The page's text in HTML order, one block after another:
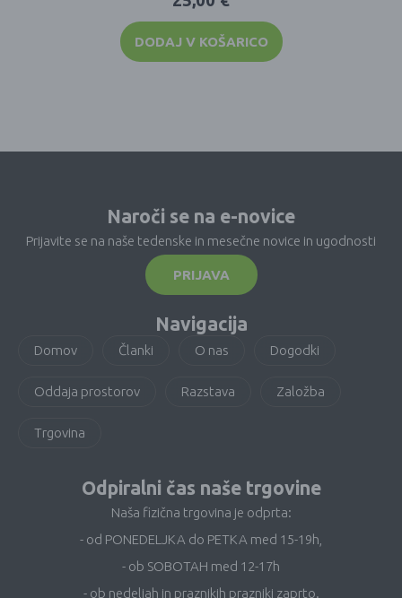
DODAJ V KOŠARICO
Naroči se na e-novice
Prijavite se na naše tedenske in mesečne novice in ugodnosti
PRIJAVA
Navigacija
Domov Članki O nas Dogodki
Oddaja prostorov Razstava Založba
Trgovina
Odpiralni čas naše trgovine
Naša fizična trgovina je odprta:
- od PONEDELJKA do PETKA med 15-19h,
- ob SOBOTAH med 12-17h
- ob nedeljah in praznikih prazniki zaprto.